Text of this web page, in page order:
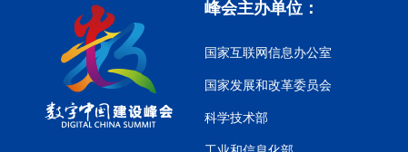
峰会主办单位：
国家互联网信息办公室
国家发展和改革委员会
科学技术部